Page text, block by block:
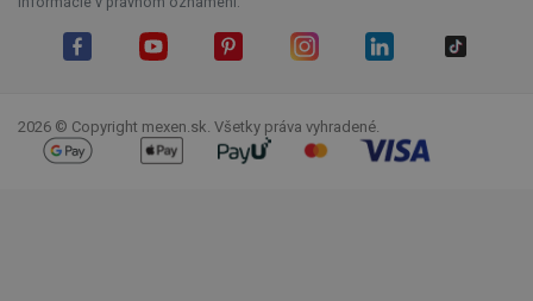
2026 © Copyright mexen.sk. Všetky práva vyhradené.